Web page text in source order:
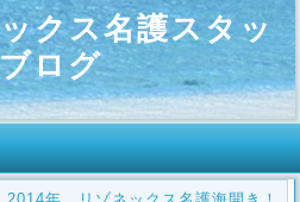
クス名護スタッ
ログ